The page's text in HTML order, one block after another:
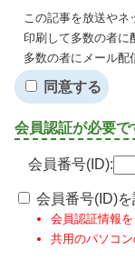
この記事を放送やネ
印刷して多数の者に
多数の者にメール配
同意する
会員認証が必要で
会員番号(ID):
会員番号(ID)
会員認証情報
共用のパソコ